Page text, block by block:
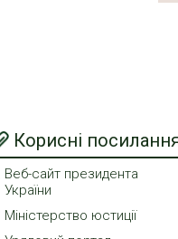
Корисні
Веб-сайт президента
України
Міністерство юстиції